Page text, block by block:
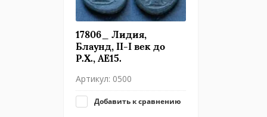
17806_ Лидия,
Блаунд, II-I век до
Р.Х., АЕ15.
Артикул: 0500
Добавить к сравнению